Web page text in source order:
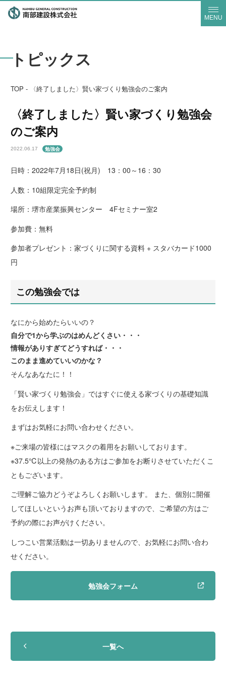
MENU
トピックス
TOP - 〈終了しました〉賢い家づくり勉強会のご案内
〈終了しました〉賢い家づくり勉強会
のご案内
2022.06.17 勉強会
日時：2022年7月18日(祝月) 13：00～16：30
人数：10組限定完全予約制
場所：堺市産業振興センター 4Fセミナー室2
参加費：無料
参加者プレゼント：家づくりに関する資料 + スタバカード1000
円
この勉強会では
なにから始めたらいいの？
自分で1から学ぶのはめんどくさい・・・
情報がありすぎてどうすれば・・・
このまま進めていいのかな？
そんなあなたに！！
「賢い家づくり勉強会」ではすぐに使える家づくりの基礎知識
をお伝えします！
まずはお気軽にお問い合わせください。
※ご来場の皆様にはマスクの着用をお願いしております。
※37.5℃以上の発熱のある方はご参加をお断りさせていただくこ
ともございます。
ご理解ご協力どうぞよろしくお願いします。 また、個別に開催
してほしいというお声も頂いておりますので、ご希望の方はご
予約の際にお声がけください。
しつこい営業活動は一切ありませんので、お気軽にお問い合わ
せください。
勉強会フォーム
一覧へ